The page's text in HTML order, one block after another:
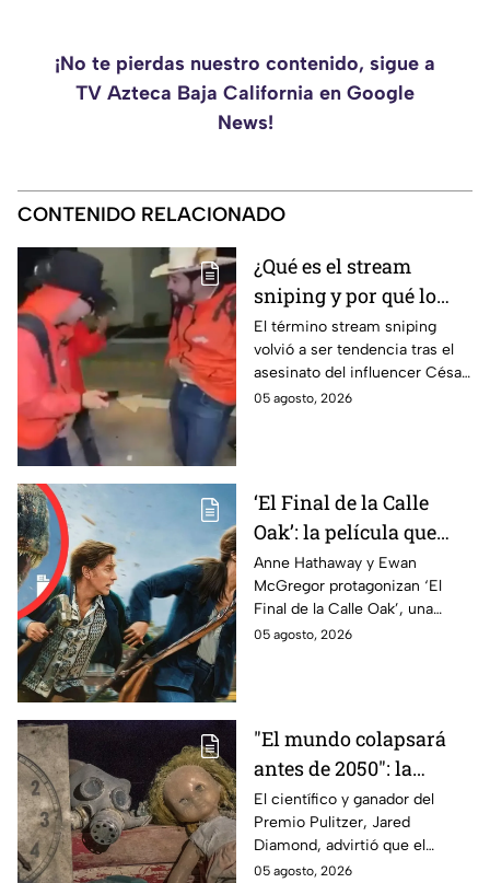
¡No te pierdas nuestro contenido, sigue a
TV Azteca Baja California en Google
News!
CONTENIDO RELACIONADO
¿Qué es el stream
sniping y por qué lo
mencionan con el caso
del influencer César
Gastelum?
El término stream sniping
volvió a ser tendencia tras el
asesinato del influencer César
Gastelum. Te explicamos qué
05 agosto, 2026
‘El Final de la Calle
Oak’: la película que
plantea qué ocurriría si
tu vecindario
desapareciera de la
realidad | VIDEO
Anne Hathaway y Ewan
McGregor protagonizan ‘El
Final de la Calle Oak’, una
historia de supervivencia que
05 agosto, 2026
"El mundo colapsará
antes de 2050": la
alarmante advertencia
de un científico
ganador del Pulitzer
El científico y ganador del
Premio Pulitzer, Jared
Diamond, advirtió que el
mundo podría enfrentar un
05 agosto, 2026